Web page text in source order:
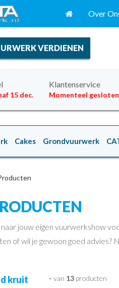
Over
VERDIENEN
15 dec.
Klantenservice
Momenteel gesloten
Cakes Grondvuurwerk
naar jouw eigen vuurwerkshow
of wil je gewoon goed advies?
kruit - van 13 producten